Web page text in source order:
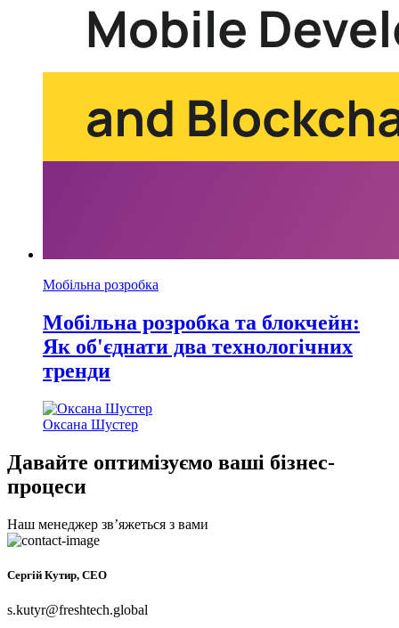
Мобільна розробка
Мобільна розробка та блокчейн:
Як об'єднати два технологічних
тренди
Оксана Шустер
Давайте оптимізуємо ваші бізнес-
процеси
Наш менеджер звʼяжеться з вами
Сергій Кутир, CEO
s.kutyr@freshtech.global